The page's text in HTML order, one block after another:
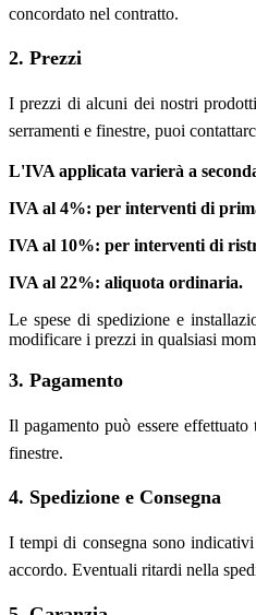
concordato nel contratto.
2. Prezzi
I prezzi di alcuni dei nostri
serramenti e finestre, puoi
L'IVA applicata varierà a
IVA al 4%: per interventi di
IVA al 10%: per interventi di
IVA al 22%: aliquota ordinaria.
Le spese di spedizione e
modificare i prezzi in qualsiasi
3. Pagamento
Il pagamento può essere
finestre.
4. Spedizione e Consegna
I tempi di consegna sono
accordo. Eventuali ritardi nella